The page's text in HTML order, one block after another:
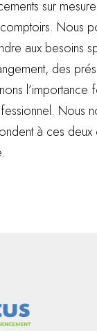
sur
Nous
aux besoins
des
l’importance
Nous
à ces deux